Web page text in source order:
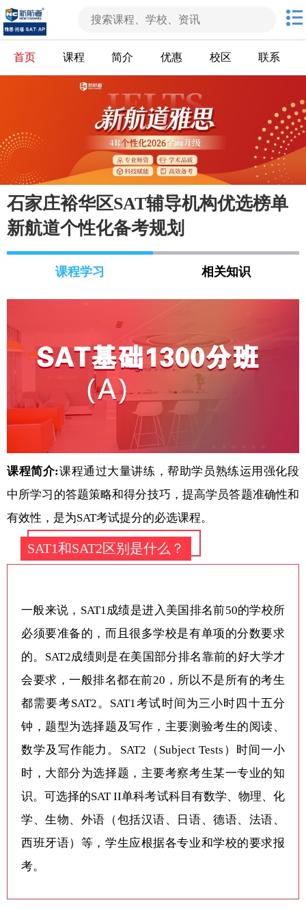
首页 课程 简介 优惠 校区 联系
石家庄裕华区SAT辅导机构优选榜单
新航道个性化备考规划
课程学习 相关知识
课程简介:课程通过大量讲练，帮助学员熟练运用强化段
中所学习的答题策略和得分技巧，提高学员答题准确性和
有效性，是为SAT考试提分的必选课程。
SAT1和SAT2区别是什么？
一般来说，SAT1成绩是进入美国排名前50的学校所
必须要准备的，而且很多学校是有单项的分数要求
的。SAT2成绩则是在美国部分排名靠前的好大学才
会要求，一般排名都在前20，所以不是所有的考生
都需要考SAT2。SAT1考试时间为三小时四十五分
钟，题型为选择题及写作，主要测验考生的阅读、
数学及写作能力。SAT2（Subject Tests）时间一小
时，大部分为选择题，主要考察考生某一专业的知
识。可选择的SAT II单科考试科目有数学、物理、化
学、生物、外语（包括汉语、日语、德语、法语、
西班牙语）等，学生应根据各专业和学校的要求报
考。